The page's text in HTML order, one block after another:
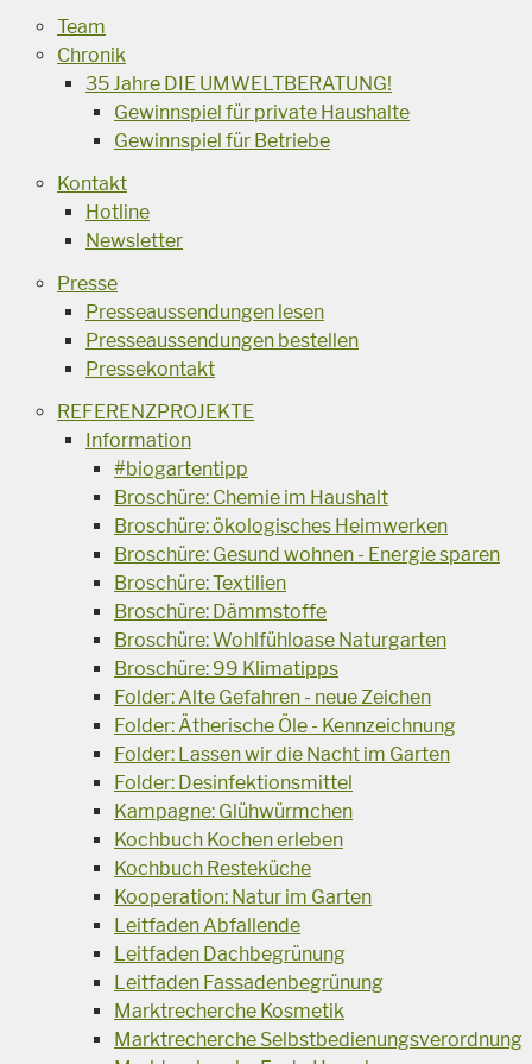
Team
Chronik
35 Jahre DIE UMWELTBERATUNG!
Gewinnspiel für private Haushalte
Gewinnspiel für Betriebe
Kontakt
Hotline
Newsletter
Presse
Presseaussendungen lesen
Presseaussendungen bestellen
Pressekontakt
REFERENZPROJEKTE
Information
#biogartentipp
Broschüre: Chemie im Haushalt
Broschüre: ökologisches Heimwerken
Broschüre: Gesund wohnen - Energie sparen
Broschüre: Textilien
Broschüre: Dämmstoffe
Broschüre: Wohlfühloase Naturgarten
Broschüre: 99 Klimatipps
Folder: Alte Gefahren - neue Zeichen
Folder: Ätherische Öle - Kennzeichnung
Folder: Lassen wir die Nacht im Garten
Folder: Desinfektionsmittel
Kampagne: Glühwürmchen
Kochbuch Kochen erleben
Kochbuch Resteküche
Kooperation: Natur im Garten
Leitfaden Abfallende
Leitfaden Dachbegrünung
Leitfaden Fassadenbegrünung
Marktrecherche Kosmetik
Marktrecherche Selbstbedienungsverordnung